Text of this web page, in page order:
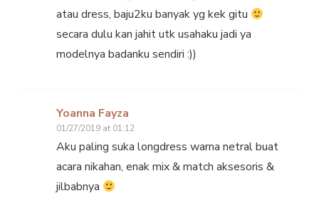
atau dress, baju2ku banyak yg kek gitu
secara dulu kan jahit utk usahaku jadi ya
modelnya badanku sendiri :))
Yoanna Fayza
01/27/2019 at 01:12
Aku paling suka longdress warna netral buat
acara nikahan, enak mix & match aksesoris &
jilbabnya